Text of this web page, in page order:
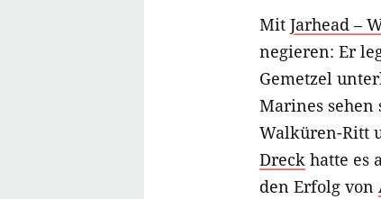
Mit Jarhead –
negieren: Er
Gemetzel
Marines sehen
Walküren-Ritt
Dreck hatte es
den Erfolg von